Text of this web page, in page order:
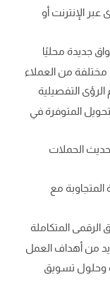
الإنترنت أو
جديدة محليًا
من العملاء
الرؤى التفصيلية
المتوفرة في
الحملات
مع
المتكاملة
من أهداف العمل
وحلول تسويق